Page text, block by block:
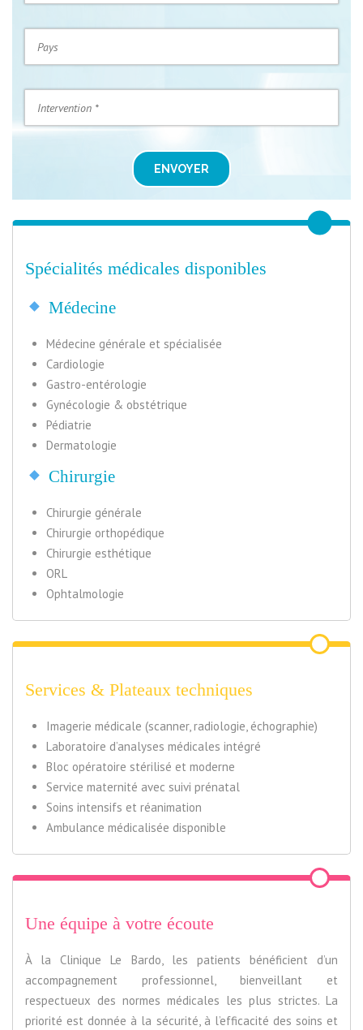
ENVOYER
Spécialités médicales disponibles
Médecine
Médecine générale et spécialisée
Cardiologie
Gastro-entérologie
Gynécologie & obstétrique
Pédiatrie
Dermatologie
Chirurgie
Chirurgie générale
Chirurgie orthopédique
Chirurgie esthétique
ORL
Ophtalmologie
Services & Plateaux techniques
Imagerie médicale (scanner, radiologie, échographie)
Laboratoire d’analyses médicales intégré
Bloc opératoire stérilisé et moderne
Service maternité avec suivi prénatal
Soins intensifs et réanimation
Ambulance médicalisée disponible
Une équipe à votre écoute
À la Clinique Le Bardo, les patients bénéficient d’un
accompagnement professionnel, bienveillant et
respectueux des normes médicales les plus strictes. La
priorité est donnée à la sécurité, à l’efficacité des soins et